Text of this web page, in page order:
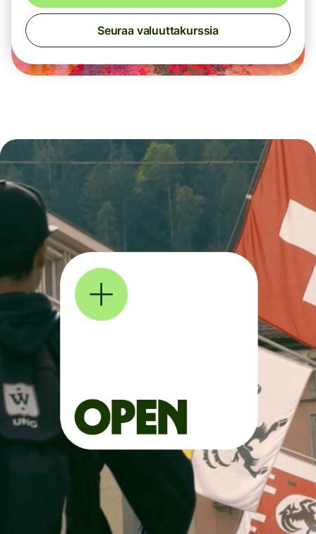
Seuraa valuuttakurssia